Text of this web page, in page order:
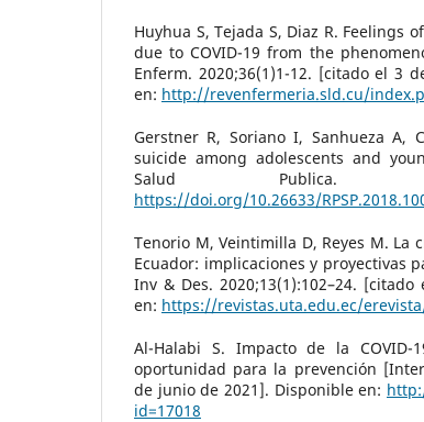
Huyhua S, Tejada S, Diaz R. Feelings
due to COVID-19 from the
Enferm. 2020;36(1)1-12. [citado el 3
en: http://revenfermeria.sld.cu/
Gerstner R, Soriano I, Sanhueza A,
suicide among adolescents and
Salud Publica.
https://doi.org/10.26633/
Tenorio M, Veintimilla D, Reyes M. La
Ecuador: implicaciones y proyectivas
Inv & Des. 2020;13(1):102–24.
en: https://revistas.uta.edu.ec/
Al-Halabi S. Impacto de la
oportunidad para la prevención
de junio de 2021]. Disponible en:
id=17018